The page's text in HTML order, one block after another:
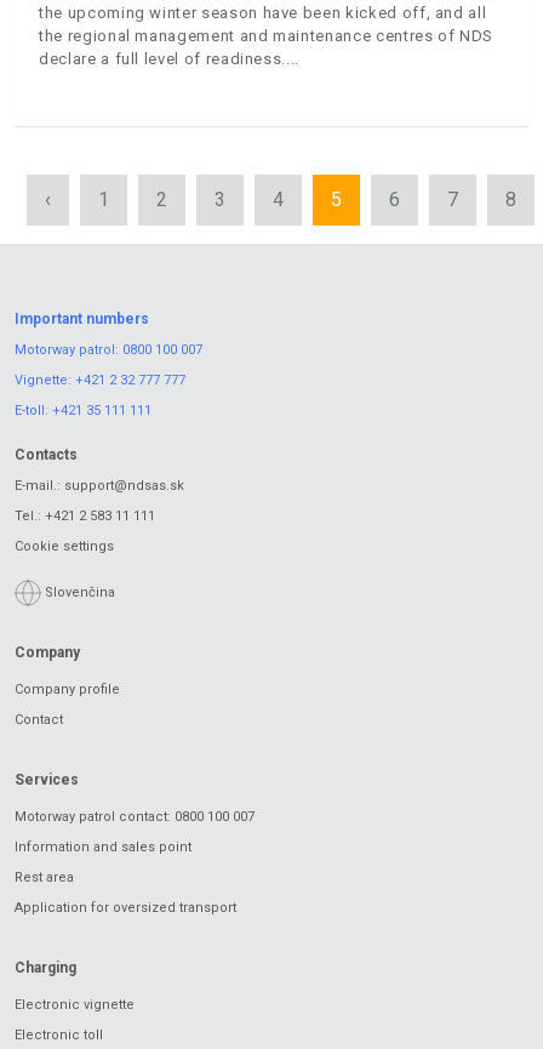
the upcoming winter season have been kicked off, and all
the regional management and maintenance centres of NDS
declare a full level of readiness.
‹ 1 2 3 4 5 6 7 8
Important numbers
Motorway patrol: 0800 100 007
Vignette: +421 2 32 777 777
E-toll: +421 35 111 111
Contacts
E-mail.: support@ndsas.sk
Tel.: +421 2 583 11 111
Cookie settings
Slovenčina
Company
Company profile
Contact
Services
Motorway patrol contact: 0800 100 007
Information and sales point
Rest area
Application for oversized transport
Charging
Electronic vignette
Electronic toll